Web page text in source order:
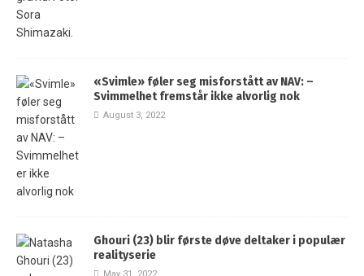
«Svimle» føler seg misforstått av NAV: –
Svimmelhet fremstår ikke alvorlig nok
August 3, 2022
Ghouri (23) blir første døve deltaker i populær
realityserie